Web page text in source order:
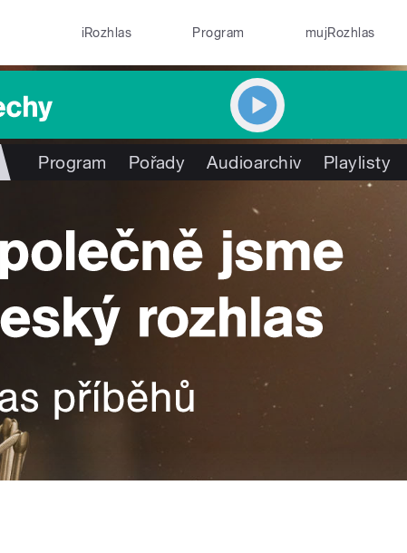
iRozhlas Program mujRozhlas
Program Pořady Audioarchiv Playlisty